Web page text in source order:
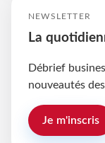
NEWSLETTER
La
Débrief
nouveautés
Je m'inscris